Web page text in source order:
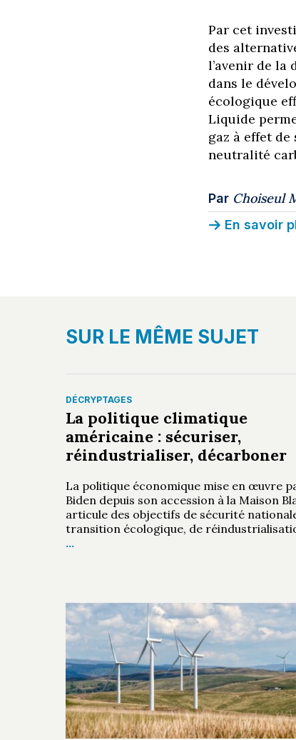
Par cet
des
l’avenir de la
dans le
écologique
Liquide
gaz à effet
neutralité
Par Choiseul
En savoir
SUR LE MÊME SUJET
DÉCRYPTAGES
La politique climatique
américaine : sécuriser,
réindustrialiser, décarboner
La politique économique mise en œuvre
Biden depuis son accession à la Maison
articule des objectifs de sécurité
transition écologique, de
…